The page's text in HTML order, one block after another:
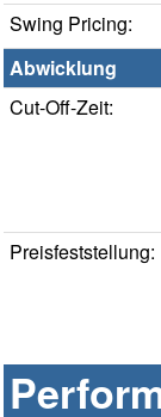
Swing Pricing:
Abwicklung
Cut-Off-Zeit:
Preisfeststellung: